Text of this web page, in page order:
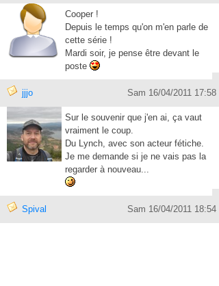
Cooper !
Depuis le temps qu'on m'en parle de
cette série !
Mardi soir, je pense être devant le
poste
jjjo Sam 16/04/2011 17:58
Sur le souvenir que j'en ai, ça vaut
vraiment le coup.
Du Lynch, avec son acteur fétiche.
Je me demande si je ne vais pas la
regarder à nouveau...
Spival Sam 16/04/2011 18:54